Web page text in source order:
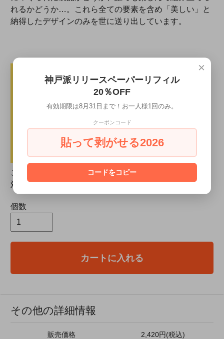
れるかどうか…。これら全ての要素を含め「美しい」と
納得したデザインのみを世に送り出しています。
こちらの商品は【1点のみ】ポスト投函型配送サービス
対応可です。
個数
カートに入れる
その他の詳細情報
販売価格 2,420円(税込)
×
神戸派リリースペーパーリフィル
20％OFF
有効期限は8月31日まで！お一人様1回のみ。
クーポンコード
貼って剥がせる2026
コードをコピー